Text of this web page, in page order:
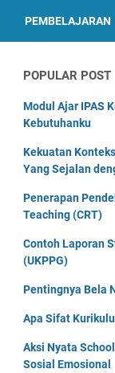
PEMBELAJARAN
POPULAR POST
Modul Ajar IPAS
Kebutuhanku
Kekuatan
Yang Sejalan
Penerapan
Teaching (CRT)
Contoh Laporan
(UKPPG)
Pentingnya Bela
Apa Sifat
Aksi Nyata
Sosial Emosional